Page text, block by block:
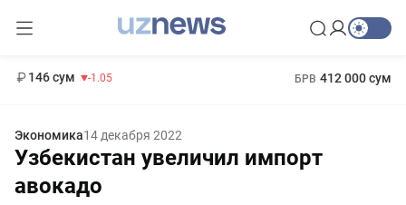
146 сум -1.05 БРВ 412 000 сум
Экономика14 декабря 2022
Узбекистан увеличил импорт
авокадо